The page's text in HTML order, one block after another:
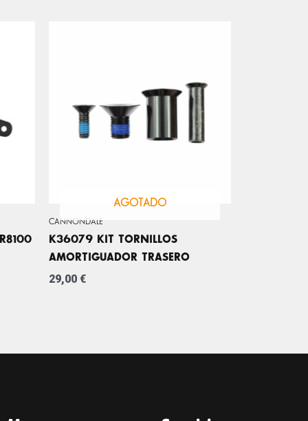
AGOTADO
CANNONDALE
K36079 KIT TORNILLOS
AMORTIGUADOR TRASERO
29,00 €